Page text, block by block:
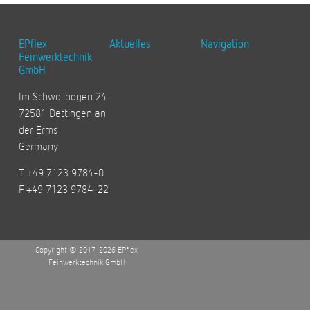
EPflex
Feinwerktechnik
GmbH
Im Schwöllbogen 24
72581 Dettingen an
der Erms
Germany
T +49 7123 9784-0
F +49 7123 9784-22
Aktuelles Navigation
Copyright © 2017-2026 EPflex
Feinwerktechnik GmbH